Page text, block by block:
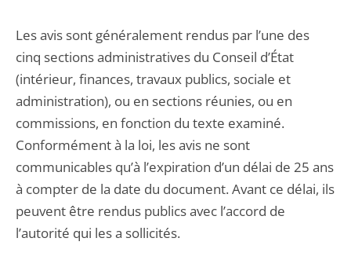
Les avis sont généralement rendus par l’une des
cinq sections administratives du Conseil d’État
(intérieur, finances, travaux publics, sociale et
administration), ou en sections réunies, ou en
commissions, en fonction du texte examiné.
Conformément à la loi, les avis ne sont
communicables qu’à l’expiration d’un délai de 25 ans
à compter de la date du document. Avant ce délai, ils
peuvent être rendus publics avec l’accord de
l’autorité qui les a sollicités.